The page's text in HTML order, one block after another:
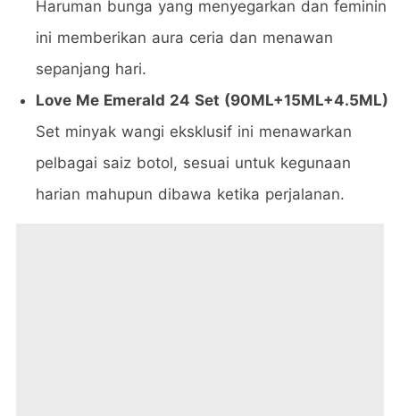
Haruman bunga yang menyegarkan dan feminin
ini memberikan aura ceria dan menawan
sepanjang hari.
Love Me Emerald 24 Set (90ML+15ML+4.5ML)
Set minyak wangi eksklusif ini menawarkan
pelbagai saiz botol, sesuai untuk kegunaan
harian mahupun dibawa ketika perjalanan.